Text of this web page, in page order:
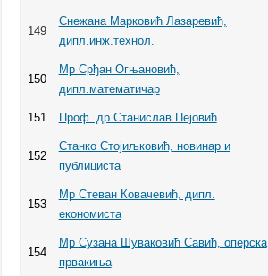
149
Снежана Марковић Лазаревић,
дипл.инж.технол.
150
Мр Срђан Огњановић,
дипл.математичар
151 Проф. др Станислав Пејовић
152
Станко Стојиљковић, новинар и
публициста
153
Мр Стеван Ковачевић, дипл.
економиста
154
Мр Сузана Шуваковић Савић, оперска
првакиња